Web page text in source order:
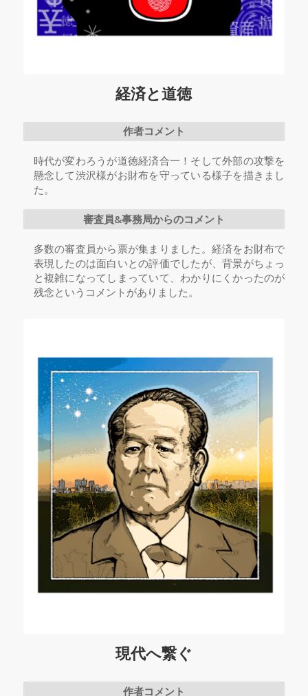
経済と道徳
作者コメント
時代が変わろうが道徳経済合一！そして外部の攻撃を
懸念して渋沢様がお財布を守っている様子を描きまし
た。
審査員&事務局からのコメント
多数の審査員から票が集まりました。経済をお財布で
表現したのは面白いとの評価でしたが、背景がちょっ
と複雑になってしまっていて、わかりにくかったのが
残念というコメントがありました。
現代へ繋ぐ
作者コメント